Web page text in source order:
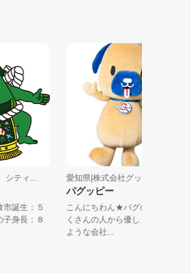
所 シティ...
牧市誕生：５
の子身長：８
愛知県|株式会社グッドスピ
パグッピー
こんにちわん★パグのように
くさんの人から優しく愛され
ような会社...